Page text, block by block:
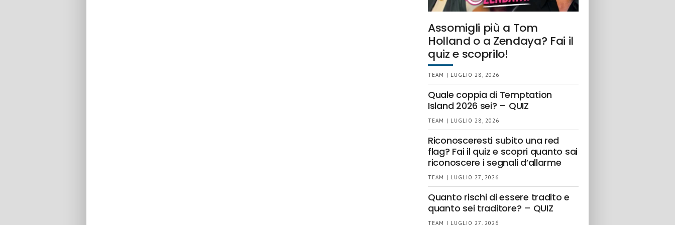
Assomigli più a Tom
Holland o a Zendaya? Fai il
quiz e scoprilo!
TEAM | LUGLIO 28, 2026
Quale coppia di Temptation
Island 2026 sei? – QUIZ
TEAM | LUGLIO 28, 2026
Riconosceresti subito una red
flag? Fai il quiz e scopri quanto sai
riconoscere i segnali d’allarme
TEAM | LUGLIO 27, 2026
Quanto rischi di essere tradito e
quanto sei traditore? – QUIZ
TEAM | LUGLIO 27, 2026